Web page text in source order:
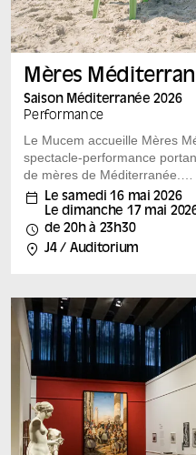
Mères
Saison Méditerranée 2026
Performance
Le Mucem accueille Mères
spectacle-performance
de mères de Méditerranée.
Dans le cadre de la Saison
écho à l’exposition « Bonnes
Khatib revient au Mucem à
spectacle-performance
théâtralisé en plein air. Né
ce chœur vivant donnera à
d’expériences de femmes de
dont on entendu
Méditerranée, il y a en effet
Le samedi 16 mai 2026
Le dimanche 17 mai
de 20h à 23h30
J4 / Auditorium